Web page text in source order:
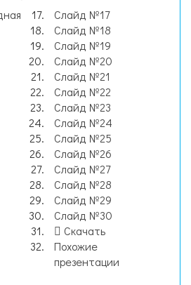
Слайд №17
Слайд №18
Слайд №19
Слайд №20
Слайд №21
Слайд №22
Слайд №23
Слайд №24
Слайд №25
Слайд №26
Слайд №27
Слайд №28
Слайд №29
Слайд №30
Скачать
Похожие
презентации